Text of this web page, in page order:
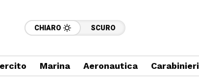
CHIARO SCURO
Marina Aeronautica Carabinieri